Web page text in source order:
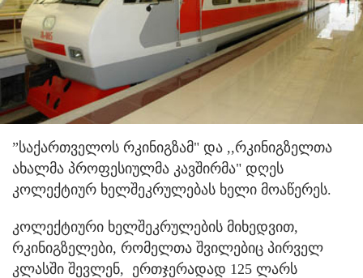
”საქართველოს რკინიგზამ" და ,,რკინიგზელთა
ახალმა პროფესიულმა კავშირმა" დღეს
კოლექტიურ ხელშეკრულებას ხელი მოაწერეს.
კოლექტიური ხელშეკრულების მიხედვით,
რკინიგზელები, რომელთა შვილებიც პირველ
კლასში შევლენ, ერთჯერადად 125 ლარს